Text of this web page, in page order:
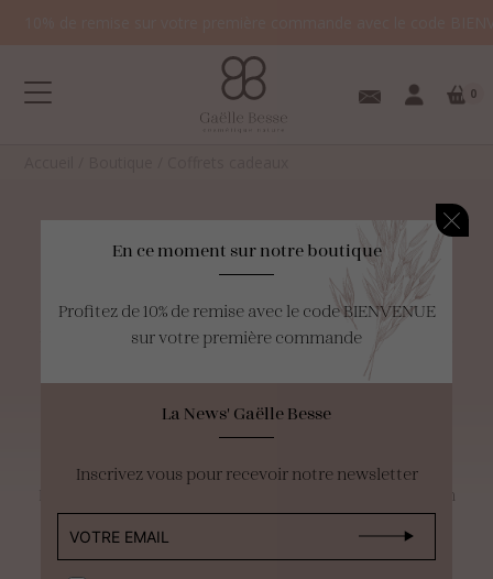
0
Votre panier est
vide.
Coffrets cadeaux
Découvrez ici nos suggestions pour tout type de peaux,
besoins ou budget, pour vous ou pour offrir.
Coffret Découverteest le cadeau idéal pour toute la
famille, à utiliser au fil des envies ou des saisons.
un savon
En ce moment sur notre boutique
Profitez de 10% de remise avec le code BIENVENUE
sur votre première commande
La News' Gaëlle Besse
Inscrivez vous pour recevoir notre newsletter